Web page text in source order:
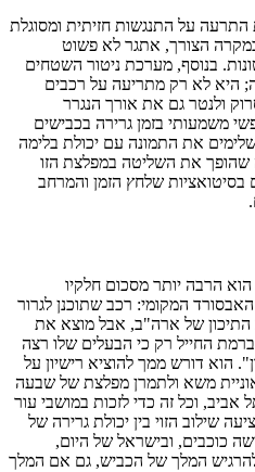
על התנגשות חזיתית ומסוגלת
הצורך, אתגר לא פשוט
בנוסף, מערכת ניטור השטחים
היא לא רק מתריעה על רכבים
ולנטר גם את אורך הנגרר
משמעותי בזמן גרירה בכבישים
את התמונה עם יכולת בלימה
שהופך את השליטה במפלצת הזו
שלחץ הזמן והמרחב
הראם 2500 לימיטד הוא הרבה יותר מסכום חלקיו
המקומי: רכב שתוכנן לגרור
התיכון של ארה"ב, אבל מוצא את
החייל רק כי הבעלים שלו רצה
הוא דורש ממך להוציא רישיון על
משא ולתמרן מפלצת של שבעה
אביב, וכל זה כדי לזכות במושבי עור
שילוב הזוי בין יכולת גרירה של
כוכבים, ובישראל של היום,
המלך של הכביש, גם אם המלך